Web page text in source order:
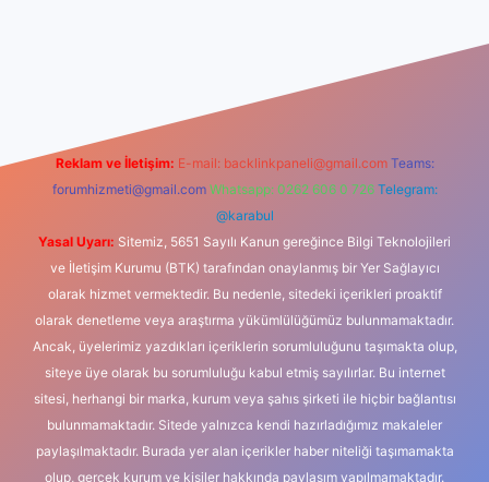
Reklam ve İletişim: E-mail: backlinkpaneli@gmail.com Teams:
forumhizmeti@gmail.com Whatsapp: 0262 606 0 726 Telegram:
@karabul
Yasal Uyarı: Sitemiz, 5651 Sayılı Kanun gereğince Bilgi Teknolojileri
ve İletişim Kurumu (BTK) tarafından onaylanmış bir Yer Sağlayıcı
olarak hizmet vermektedir. Bu nedenle, sitedeki içerikleri proaktif
olarak denetleme veya araştırma yükümlülüğümüz bulunmamaktadır.
Ancak, üyelerimiz yazdıkları içeriklerin sorumluluğunu taşımakta olup,
siteye üye olarak bu sorumluluğu kabul etmiş sayılırlar. Bu internet
sitesi, herhangi bir marka, kurum veya şahıs şirketi ile hiçbir bağlantısı
bulunmamaktadır. Sitede yalnızca kendi hazırladığımız makaleler
paylaşılmaktadır. Burada yer alan içerikler haber niteliği taşımamakta
olup, gerçek kurum ve kişiler hakkında paylaşım yapılmamaktadır.